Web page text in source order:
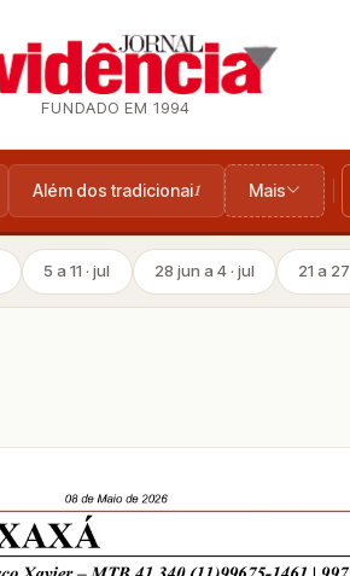
FUNDADO EM 1994
Além dos tradicionai1 Mais
5 a 11 · jul 28 jun a 4 · jul 21 a